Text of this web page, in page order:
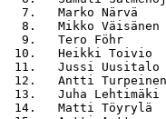
7.   Marko Närvä
8.   Mikko
9.   Tero Föhr
10.   Heikki
11.   Jussi
12.   Antti
13.   Juha
14.   Matti